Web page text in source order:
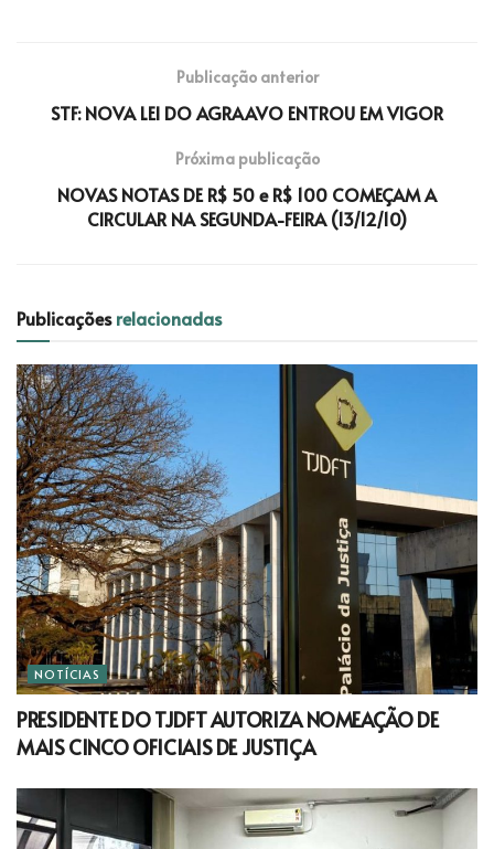
Publicação anterior
STF: NOVA LEI DO AGRAAVO ENTROU EM VIGOR
Próxima publicação
NOVAS NOTAS DE R$ 50 e R$ 100 COMEÇAM A
CIRCULAR NA SEGUNDA-FEIRA (13/12/10)
Publicaçõesrelacionadas
NOTÍCIAS
PRESIDENTE DO TJDFT AUTORIZA NOMEAÇÃO DE
MAIS CINCO OFICIAIS DE JUSTIÇA